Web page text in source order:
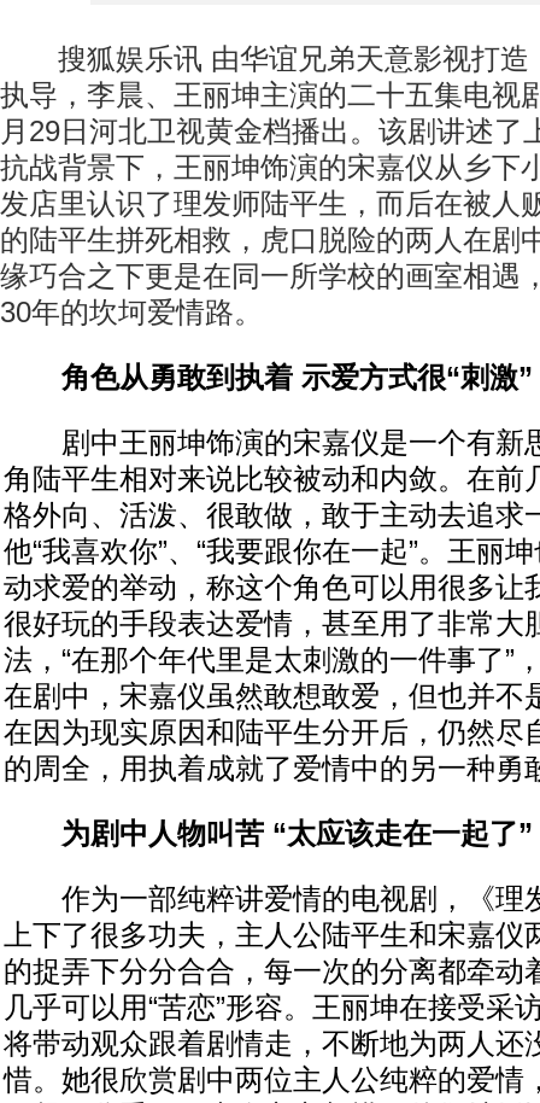
搜狐娱乐讯 由华谊兄弟天意影视打造
执导，李晨、王丽坤主演的二十五集电视
月29日河北卫视黄金档播出。该剧讲述了
抗战背景下，王丽坤饰演的宋嘉仪从乡下
发店里认识了理发师陆平生，而后在被人
的陆平生拼死相救，虎口脱险的两人在剧
缘巧合之下更是在同一所学校的画室相遇
30年的坎坷爱情路。
角色从勇敢到执着 示爱方式很“刺激”
剧中王丽坤饰演的宋嘉仪是一个有新
角陆平生相对来说比较被动和内敛。在前
格外向、活泼、很敢做，敢于主动去追求
他“我喜欢你”、“我要跟你在一起”。王丽
动求爱的举动，称这个角色可以用很多让
很好玩的手段表达爱情，甚至用了非常大
法，“在那个年代里是太刺激的一件事了”
在剧中，宋嘉仪虽然敢想敢爱，但也并不
在因为现实原因和陆平生分开后，仍然尽
的周全，用执着成就了爱情中的另一种勇
为剧中人物叫苦 “太应该走在一起了”
作为一部纯粹讲爱情的电视剧，《理
上下了很多功夫，主人公陆平生和宋嘉仪
的捉弄下分分合合，每一次的分离都牵动
几乎可以用“苦恋”形容。王丽坤在接受采
将带动观众跟着剧情走，不断地为两人还
惜。她很欣赏剧中两位主人公纯粹的爱情